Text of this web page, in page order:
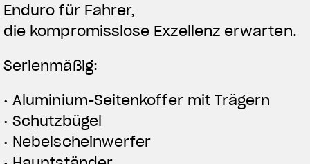
Enduro für Fahrer,
die kompromisslose Exzellenz erwarten.
Serienmäßig:
• Aluminium-Seitenkoffer mit Trägern
• Schutzbügel
• Nebelscheinwerfer